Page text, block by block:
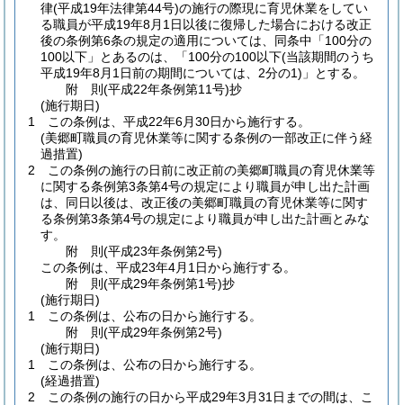
律(平成19年法律第44号)の施行の際現に育児休業をしてい
る職員が平成19年8月1日以後に復帰した場合における改正
後の条例第6条の規定の適用については、同条中「100分の
100以下」とあるのは、「100分の100以下(当該期間のうち
平成19年8月1日前の期間については、2分の1) 」とする。
附 則(平成22年条例第11号)抄
(施行期日)
1
この条例は、平成22年6月30日から施行する。
(美郷町職員の育児休業等に関する条例の一部改正に伴う経
過措置)
2
この条例の施行の日前に改正前の美郷町職員の育児休業等
に関する条例第3条第4号の規定により職員が申し出た計画
は、同日以後は、改正後の美郷町職員の育児休業等に関す
る条例第3条第4号の規定により職員が申し出た計画とみな
す。
附 則(平成23年条例第2号)
この条例は、平成23年4月1日から施行する。
附 則(平成29年条例第1号)抄
(施行期日)
1
この条例は、公布の日から施行する。
附 則(平成29年条例第2号)
(施行期日)
1
この条例は、公布の日から施行する。
(経過措置)
2
この条例の施行の日から平成29年3月31日までの間は、こ